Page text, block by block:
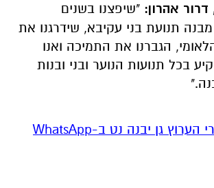
אהרון: "שיפצנו בשנים
תנועת בני עקיבא, שידרגנו את
הגברנו את התמיכה ואנו
בכל תנועות הנוער ובני ובנות
‏כדי לעקוב אחרי הערוץ גן יבנה נט ב-WhatsApp